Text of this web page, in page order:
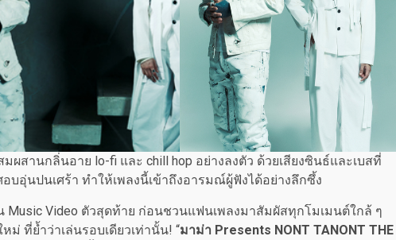
ผสานกลิ่นอาย lo-fi และ chill hop อย่างลงตัว ด้วยเสียงซินธ์และเบสที่
บอุ่นปนเศร้า ทำให้เพลงนี้เข้าถึงอารมณ์ผู้ฟังได้อย่างลึกซึ้ง
Music Video ตัวสุดท้าย ก่อนชวนแฟนเพลงมาสัมผัสทุกโมเมนต์ใกล้ ๆ
ม่ ที่ย้ำว่าเล่นรอบเดียวเท่านั้น! “มาม่า Presents NONT TANONT THE